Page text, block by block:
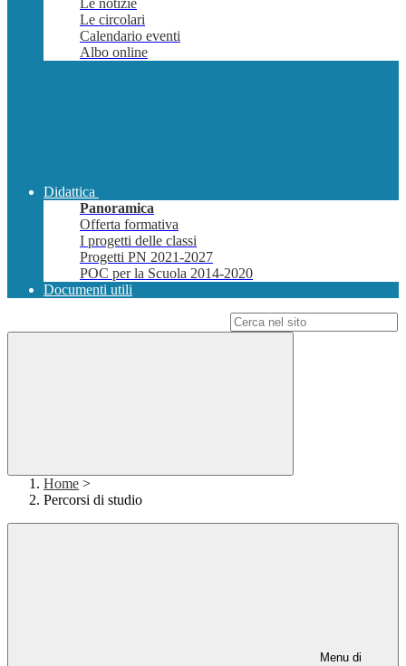
Le notizie
Le circolari
Calendario eventi
Albo online
Didattica
Panoramica
Offerta formativa
I progetti delle classi
Progetti PN 2021-2027
POC per la Scuola 2014-2020
Documenti utili
Home >
Percorsi di studio
Menu di